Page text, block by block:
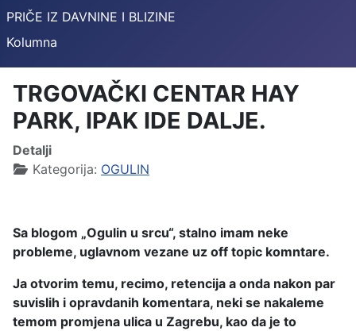
PRIČE IZ DAVNINE I BLIZINE
Kolumna
TRGOVAČKI CENTAR HAY
PARK, IPAK IDE DALJE.
Detalji
Kategorija: OGULIN
Sa blogom „Ogulin u srcu“, stalno imam neke
probleme, uglavnom vezane uz off topic komntare.
Ja otvorim temu, recimo, retencija a onda nakon par
suvislih i opravdanih komentara, neki se nakaleme
temom promjena ulica u Zagrebu, kao da je to